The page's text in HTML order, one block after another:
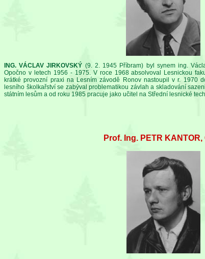
ING. VÁCLAV JIRKOVSKÝ (9. 2. 1945 Příbram) byl synem ing.
Opočno v letech 1956 - 1975. V roce 1968 absolvoval Lesnickou
krátké provozní praxi na Lesním závodě Ronov nastoupil v r. 1970
lesního školkařství se zabýval problematikou závlah a skladování
státním lesům a od roku 1985 pracuje jako učitel na Střední lesnické
Prof. Ing. PETR KANTOR,